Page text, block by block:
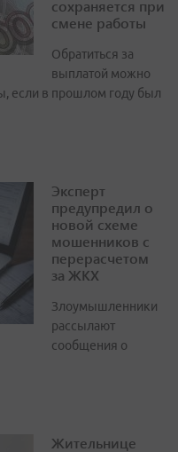
сохраняется при
смене работы
Обратиться за
выплатой можно
если в прошлом году был
Эксперт
предупредил о
новой схеме
мошенников с
перерасчетом
за ЖКХ
Злоумышленники
рассылают
сообщения о
Жительнице